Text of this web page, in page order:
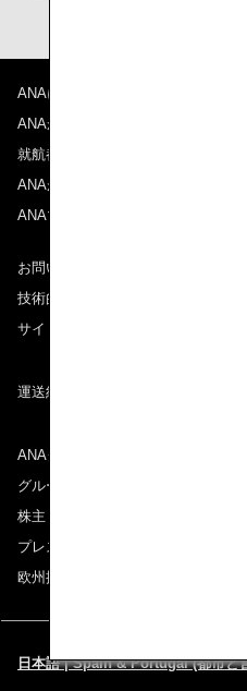
ANAについて
ANAからのお知らせ
就航都市
ANAがお約束する体験
ANAマイレージクラブ
お問い合わせ
技術的なお問い合わせ（推奨環境）
サイトマップ
運送約款
ANAグループについて
グループ企業一覧
株主・投資家情報
プレスリリース
欧州採用情報
日本語 | Spain & Portugal (都市と